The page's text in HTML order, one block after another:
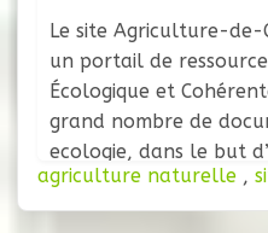
Le site Agriculture-de-
un portail de
Écologique et
grand nombre de
ecologie, dans le but
agricoles vers des
et plus adaptées à la
agriculture naturelle ,